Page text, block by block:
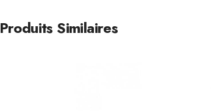
Produits Similaires